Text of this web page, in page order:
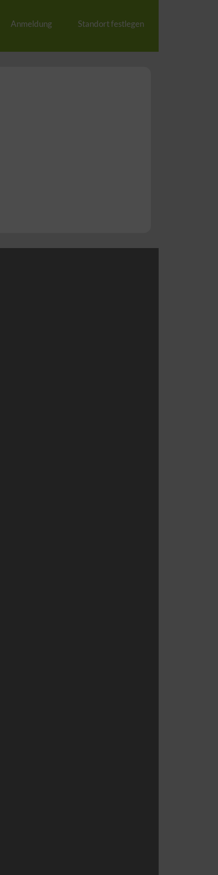
Anmeldung Standort festlegen